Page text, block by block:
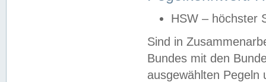
HSW – höchster
Sind in
Bundes mit den
ausgewählten